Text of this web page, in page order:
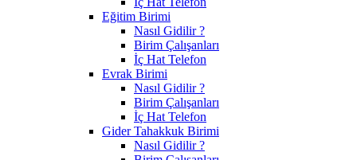
Eğitim Birimi
Nasıl Gidilir ?
Birim Çalışanları
İç Hat Telefon
Evrak Birimi
Nasıl Gidilir ?
Birim Çalışanları
İç Hat Telefon
Gider Tahakkuk Birimi
Nasıl Gidilir ?